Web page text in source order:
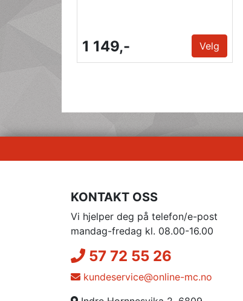
1 149,- Velg
KONTAKT OSS
Vi hjelper deg på telefon/e-post
mandag-fredag kl. 08.00-16.00
57 72 55 26
kundeservice@online-mc.no